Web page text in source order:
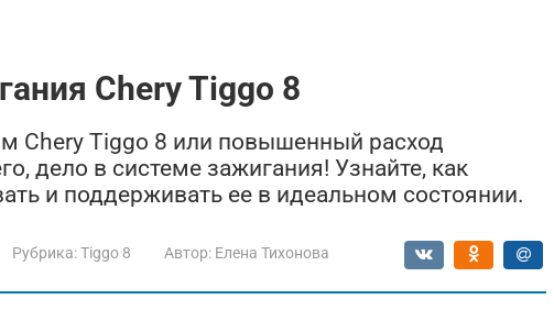
Chery Tiggo 8
Chery Tiggo 8 или повышенный расход
дело в системе зажигания! Узнайте, как
и поддерживать ее в идеальном состоянии.
Рубрика:Tiggo 8 Автор: Елена Тихонова